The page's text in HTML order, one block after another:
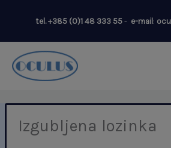
content
tel.+385 (0)1 48 333 55- e-mail:
Izgubljena lozinka